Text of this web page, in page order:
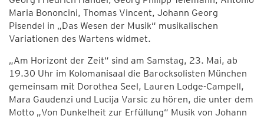
Maria Bononcini, Thomas Vincent, Johann Georg
Pisendel in „Das Wesen der Musik“ musikalischen
Variationen des Wartens widmet.
„Am Horizont der Zeit“ sind am Samstag, 23. Mai, ab
19.30 Uhr im Kolomanisaal die Barocksolisten München
gemeinsam mit Dorothea Seel, Lauren Lodge-Campell,
Mara Gaudenzi und Lucija Varsic zu hören, die unter dem
Motto „Von Dunkelheit zur Erfüllung“ Musik von Johann